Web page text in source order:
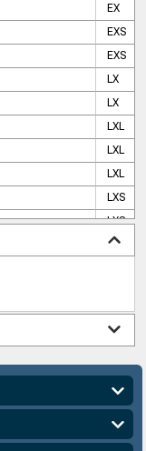
EX
EXS
EXS
LX
LX
LXL
LXL
LXL
LXS
LXS
SI